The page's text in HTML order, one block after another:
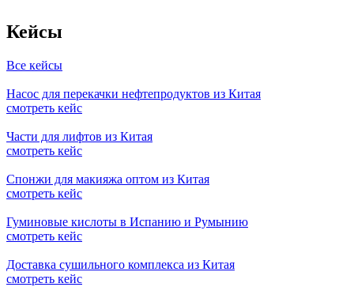
Кейсы
Все кейсы
Насос для перекачки нефтепродуктов из Китая
смотреть кейс
Части для лифтов из Китая
смотреть кейс
Спонжи для макияжа оптом из Китая
смотреть кейс
Гуминовые кислоты в Испанию и Румынию
смотреть кейс
Доставка сушильного комплекса из Китая
смотреть кейс